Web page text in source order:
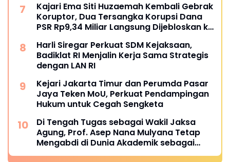
Kajari Ema Siti Huzaemah Kembali Gebrak
Koruptor, Dua Tersangka Korupsi Dana
PSR Rp9,34 Miliar Langsung Dijebloskan ke
Harli Siregar Perkuat SDM Kejaksaan,
Badiklat RI Menjalin Kerja Sama Strategis
dengan LAN RI
Kejari Jakarta Timur dan Perumda Pasar
Jaya Teken MoU, Perkuat Pendampingan
Hukum untuk Cegah Sengketa
Di Tengah Tugas sebagai Wakil Jaksa
Agung, Prof. Asep Nana Mulyana Tetap
Mengabdi di Dunia Akademik sebagai
Penguji Promosi Doktor Unpad